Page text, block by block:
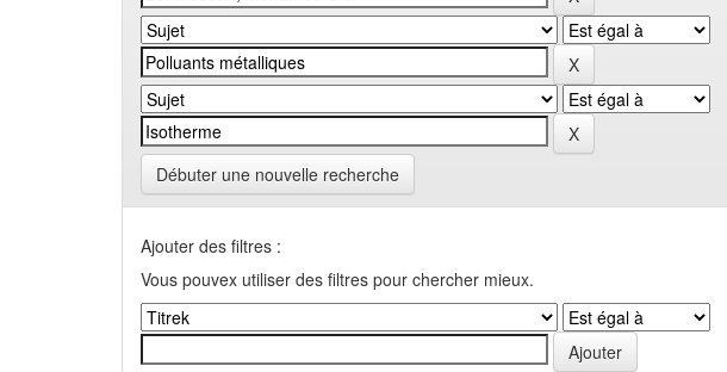
Débuter une nouvelle recherche
Ajouter des filtres :
Vous pouvex utiliser des filtres pour chercher mieux.